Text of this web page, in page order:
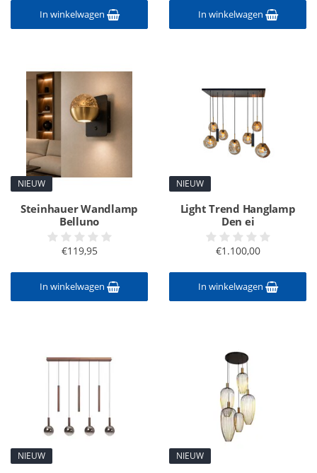
In winkelwagen In winkelwagen
NIEUW
Steinhauer Wandlamp
Belluno
€119,95
In winkelwagen
NIEUW
Light Trend Hanglamp
Den ei
€1.100,00
In winkelwagen
NIEUW NIEUW